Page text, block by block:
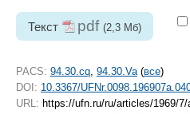
Текст pdf (2,3 Мб)
PACS: 94.30.cq 94.30.Va (все)
DOI: 10.3367/
URL: https://ufn.ru/ru/articles/1969/7/